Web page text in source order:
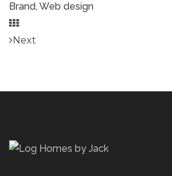
Brand, Web design
Next